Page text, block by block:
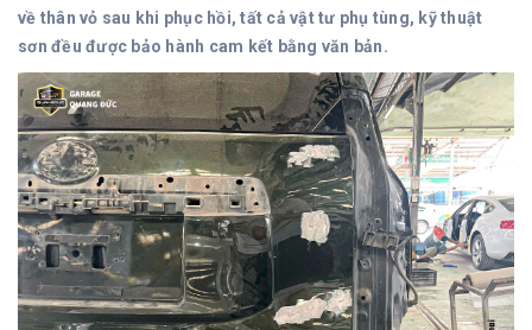
về thân vỏ sau khi phục hồi, tất cả vật tư phụ tùng, kỹ thuật
sơn đều được bảo hành cam kết bằng văn bản.